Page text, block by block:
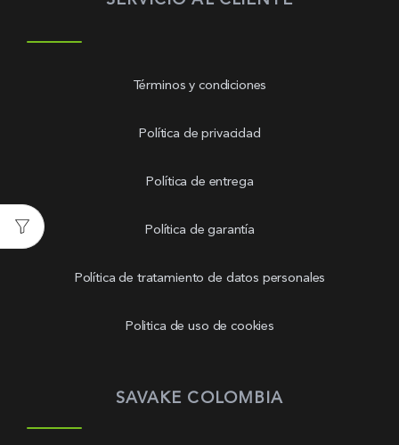
Términos y condiciones
Política de privacidad
Política de entrega
Política de garantía
Política de tratamiento de datos personales
Politica de uso de cookies
SAVAKE COLOMBIA